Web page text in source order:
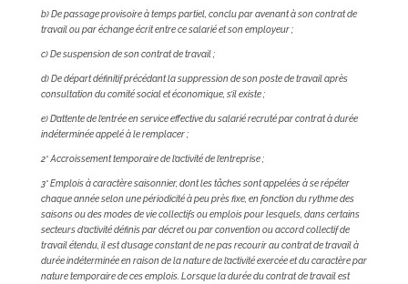
b) De passage provisoire à temps partiel, conclu par avenant à son contrat de
travail ou par échange écrit entre ce salarié et son employeur ;
c) De suspension de son contrat de travail ;
d) De départ définitif précédant la suppression de son poste de travail après
consultation du comité social et économique, s’il existe ;
e) D’attente de l’entrée en service effective du salarié recruté par contrat à durée
indéterminée appelé à le remplacer ;
2° Accroissement temporaire de l’activité de l’entreprise ;
3° Emplois à caractère saisonnier, dont les tâches sont appelées à se répéter
chaque année selon une périodicité à peu près fixe, en fonction du rythme des
saisons ou des modes de vie collectifs ou emplois pour lesquels, dans certains
secteurs d’activité définis par décret ou par convention ou accord collectif de
travail étendu, il est d’usage constant de ne pas recourir au contrat de travail à
durée indéterminée en raison de la nature de l’activité exercée et du caractère par
nature temporaire de ces emplois. Lorsque la durée du contrat de travail est